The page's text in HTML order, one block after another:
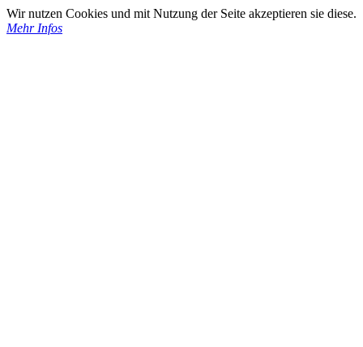
Wir nutzen Cookies und mit Nutzung der Seite akzeptieren sie diese.
Mehr Infos